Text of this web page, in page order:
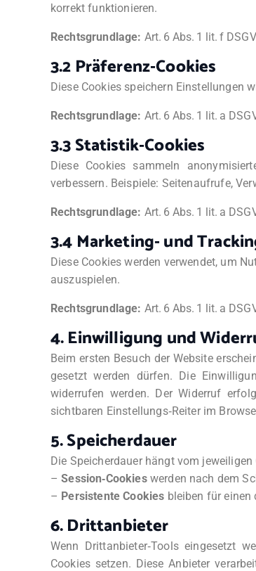
korrekt funktionieren.
Rechtsgrundlage: Art. 6 Abs. 1 lit. f
3.2 Präferenz‑Cookies
Diese Cookies speichern Einstellungen
Rechtsgrundlage: Art. 6 Abs. 1 lit. a
3.3 Statistik‑Cookies
Diese Cookies sammeln
verbessern. Beispiele: Seitenaufrufe,
Rechtsgrundlage: Art. 6 Abs. 1 lit. a
3.4 Marketing‑ und
Diese Cookies werden verwendet, um
auszuspielen.
Rechtsgrundlage: Art. 6 Abs. 1 lit. a
4. Einwilligung und
Beim ersten Besuch der Website
gesetzt werden dürfen. Die
widerrufen werden. Der Widerruf
sichtbaren Einstellungs‑Reiter im
5. Speicherdauer
Die Speicherdauer hängt vom jeweiligen
–Session‑Cookieswerden nach dem
– Persistente Cookies bleiben für einen
6. Drittanbieter
Wenn Drittanbieter‑Tools eingesetzt
Cookies setzen. Diese Anbieter